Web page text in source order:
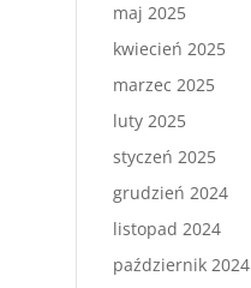
maj 2025
kwiecień 2025
marzec 2025
luty 2025
styczeń 2025
grudzień 2024
listopad 2024
październik 2024